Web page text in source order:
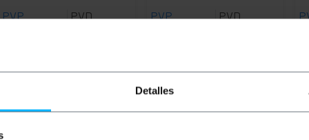
Detalles
PVP PVD
Entrega inmediata REF: TF029
PVP PVD
Entrega inmediata REF: TF051